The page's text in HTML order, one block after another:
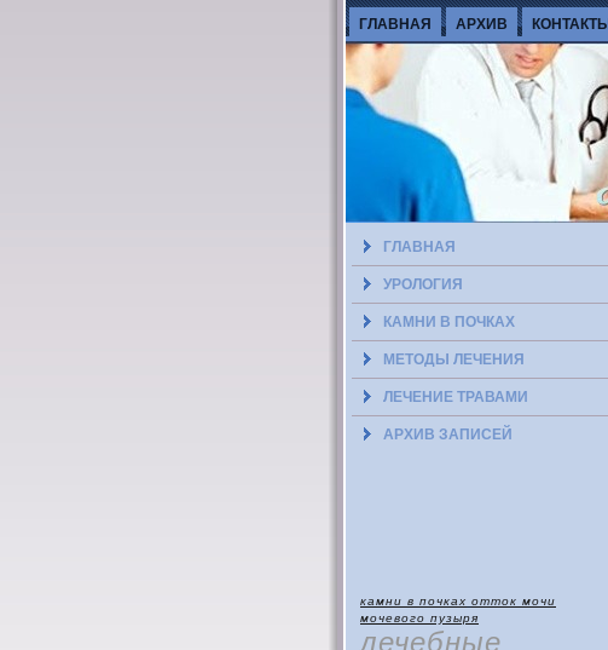
ГЛАВНАЯ АРХИВ КОНТАКТЫ
ГЛАВНАЯ
УРОЛОГИЯ
КАМНИ В ПОЧКАХ
МЕТОДЫ ЛЕЧЕНИЯ
ЛЕЧЕНИЕ ТРАВАМИ
АРХИВ ЗАПИСЕЙ
камни в почках отток мочи
мочевого пузыря
лечебные